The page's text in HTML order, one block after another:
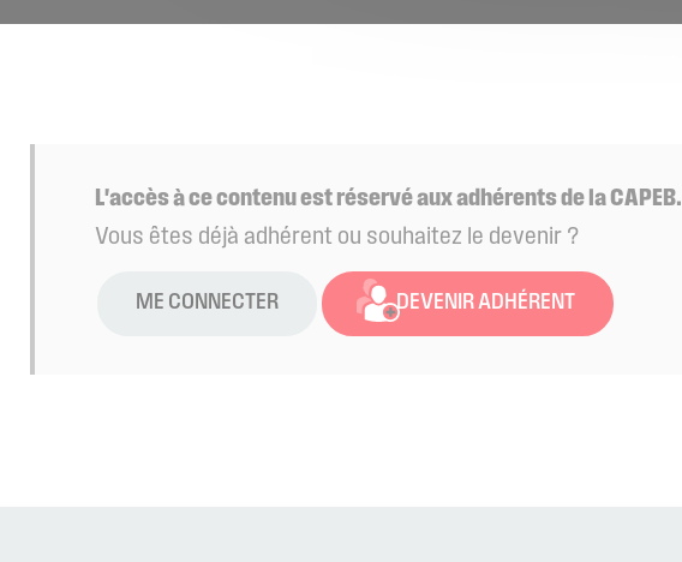
L'accès à ce contenu est réservé aux adhérents de la CAPEB.
Vous êtes déjà adhérent ou souhaitez le devenir ?
ME CONNECTER DEVENIR ADHÉRENT